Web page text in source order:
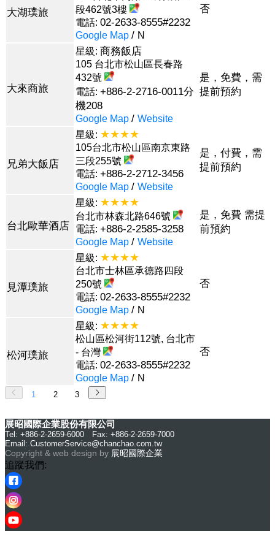
大湖璞旅
段462號3樓
電話: 02-2633-8555#2232
Google Map / N
否
大來商旅
星級: 商務飯店
105 台北市松山區長春路
432號
電話: +886-2-2716-0011分
機208
Google Map / Website
是，免費，需
提前預約
兄弟大飯店
星級: ★★★★
105台北市松山區南京東路
三段255號
電話: +886-2-2712-3456
Google Map / Website
是，付費，需
提前預約
台北歐華酒店
星級: ★★★★
台北市林森北路646號
電話: +886-2-2585-3258
Google Map / Website
是，免費 需提
前預約
見潭璞旅
星級: ★★★★
台北市士林區承德路四段
250號
電話: 02-2633-8555#2232
Google Map / N
否
松河璞旅
星級: ★★★★
松山區松河街112號, 台北市
- 台灣
電話: 02-2633-8555#2232
Google Map / N
否
1 2 3
展昭國際企業股份有限公司
Tel: +886-2-2659-6000 Fax: +886-2-2659-7000
Email: CustomerService@chanchao.com.tw
Copyright & web design by 展昭國際企業
追蹤我們: